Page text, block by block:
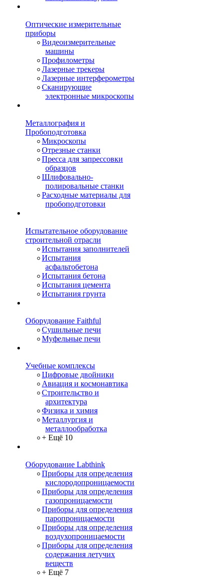
Оптические измерительные
приборы
Видеоизмерительные
машины
Профилометры
Лазерные трекеры
Лазерные интерферометры
Сканирующие
электронные микроскопы
Металлография и
Пробоподготовка
Микроскопы
Отрезные станки
Пресса для запрессовки
образцов
Шлифовально-
полировальные станки
Расходные материалы для
пробоподготовки
Испытательное оборудование
строительной отрасли
Испытания заполнителей
Испытания
асфальтобетона
Испытания бетона
Испытания цемента
Испытания грунта
Оборудование Faithful
Сушильные печи
Муфельные печи
Учебные комплексы
Цифровые двойники
Авиация и космонавтика
Строительство и
архитектура
Физика и химия
Металлургия и
металлообработка
+ Ещё 10
Оборудование Labthink
Приборы для определения
кислородопроницаемости
Приборы для определения
газопроницаемости
Приборы для определения
паропроницаемости
Приборы для определения
воздухопроницаемости
Приборы для определения
содержания летучих
веществ
+ Ещё 7